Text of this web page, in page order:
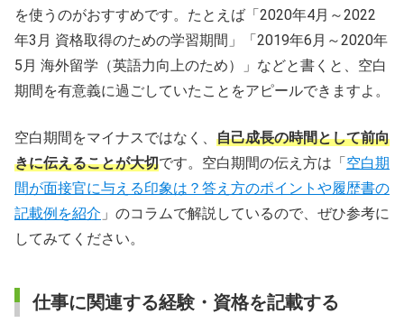
を使うのがおすすめです。たとえば「2020年4月～2022
年3月 資格取得のための学習期間」「2019年6月～2020年
5月 海外留学（英語力向上のため）」などと書くと、空白
期間を有意義に過ごしていたことをアピールできますよ。
空白期間をマイナスではなく、 自己成長の時間として前向
きに伝えることが大切です。空白期間の伝え方は「空白期
間が面接官に与える印象は？答え方のポイントや履歴書の
記載例を紹介 」のコラムで解説しているので、ぜひ参考に
してみてください。
仕事に関連する経験・資格を記載する